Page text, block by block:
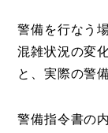
警備を行なう
混雑状況の変
と、実際の警
警備指令書の